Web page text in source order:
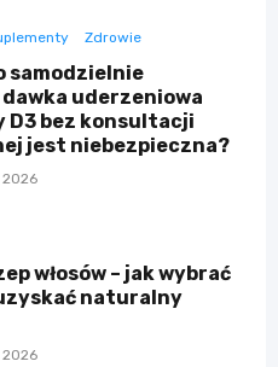
Zdrowie
samodzielnie
uderzeniowa
D3 bez konsultacji
jest niebezpieczna?
włosów – jak wybrać
naturalny